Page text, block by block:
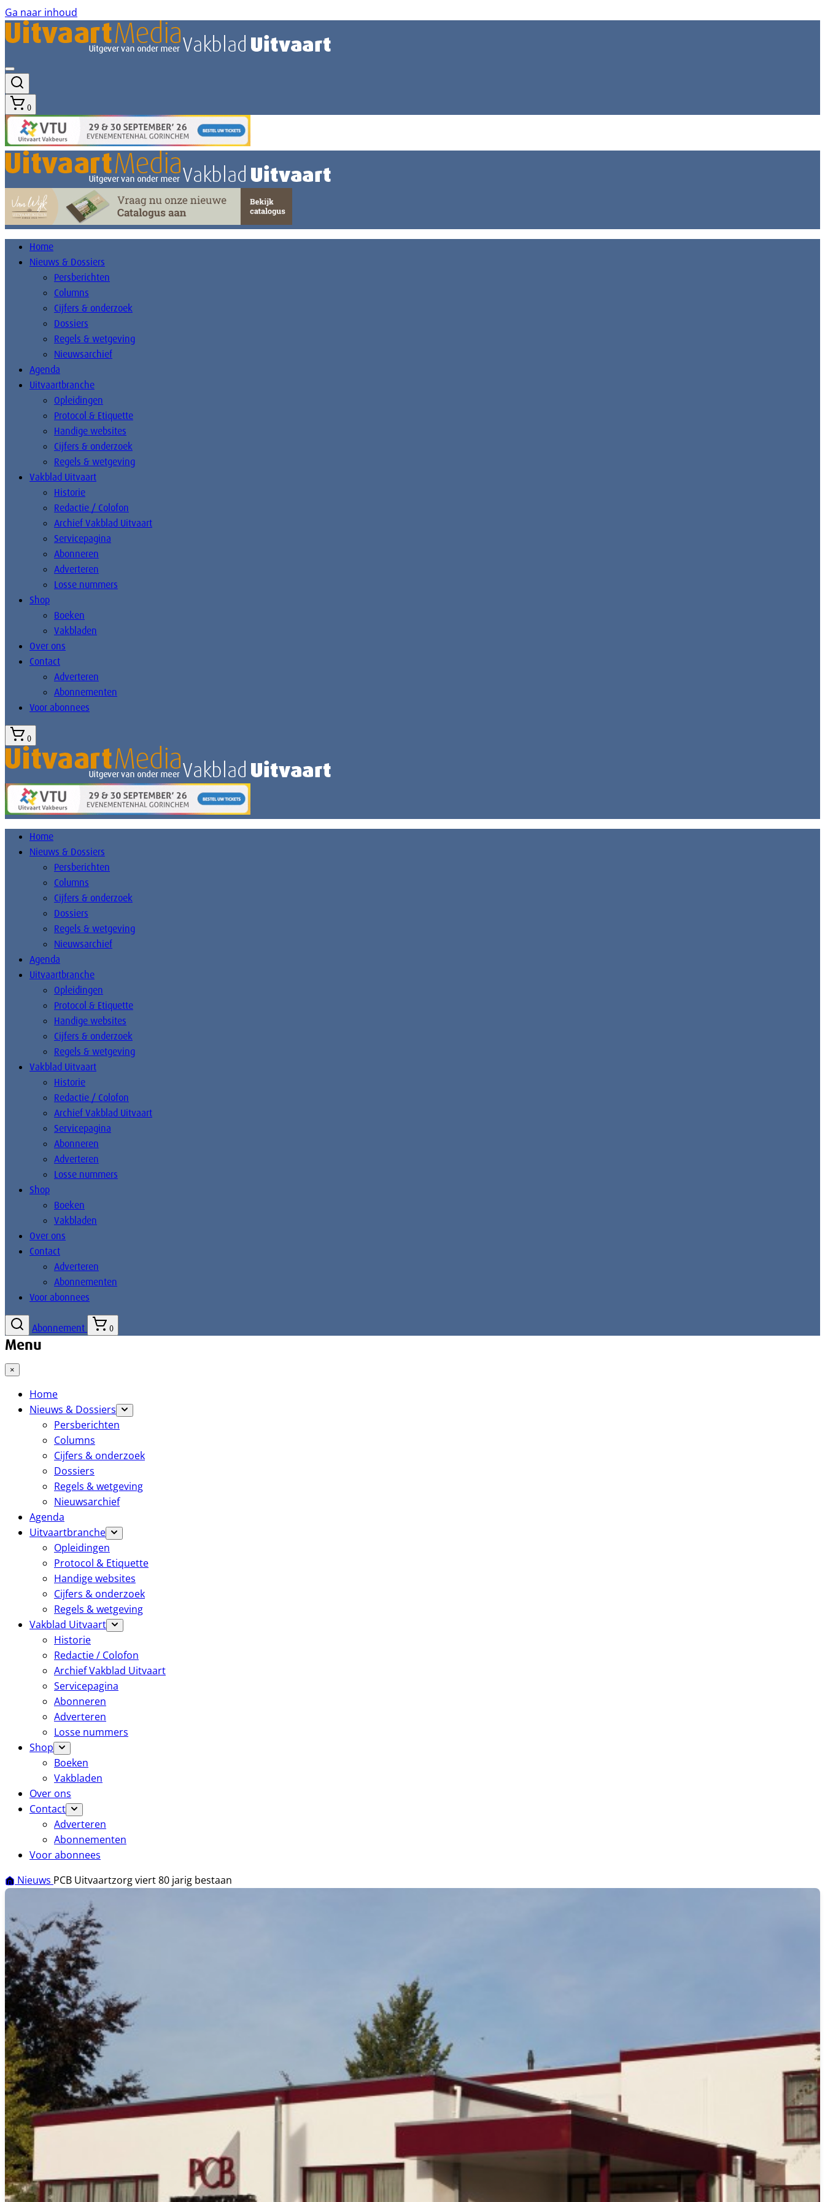
Ga naar inhoud
0
Home
Nieuws & Dossiers
Persberichten
Columns
Cijfers & onderzoek
Dossiers
Regels & wetgeving
Nieuwsarchief
Agenda
Uitvaartbranche
Opleidingen
Protocol & Etiquette
Handige websites
Cijfers & onderzoek
Regels & wetgeving
Vakblad Uitvaart
Historie
Redactie / Colofon
Archief Vakblad Uitvaart
Servicepagina
Abonneren
Adverteren
Losse nummers
Shop
Boeken
Vakbladen
Over ons
Contact
Adverteren
Abonnementen
Voor abonnees
0
Home
Nieuws & Dossiers
Persberichten
Columns
Cijfers & onderzoek
Dossiers
Regels & wetgeving
Nieuwsarchief
Agenda
Uitvaartbranche
Opleidingen
Protocol & Etiquette
Handige websites
Cijfers & onderzoek
Regels & wetgeving
Vakblad Uitvaart
Historie
Redactie / Colofon
Archief Vakblad Uitvaart
Servicepagina
Abonneren
Adverteren
Losse nummers
Shop
Boeken
Vakbladen
Over ons
Contact
Adverteren
Abonnementen
Voor abonnees
Abonnement 0
Menu
×
Home
Nieuws & Dossiers
Persberichten
Columns
Cijfers & onderzoek
Dossiers
Regels & wetgeving
Nieuwsarchief
Agenda
Uitvaartbranche
Opleidingen
Protocol & Etiquette
Handige websites
Cijfers & onderzoek
Regels & wetgeving
Vakblad Uitvaart
Historie
Redactie / Colofon
Archief Vakblad Uitvaart
Servicepagina
Abonneren
Adverteren
Losse nummers
Shop
Boeken
Vakbladen
Over ons
Contact
Adverteren
Abonnementen
Voor abonnees
Nieuws PCB Uitvaartzorg viert 80 jarig bestaan